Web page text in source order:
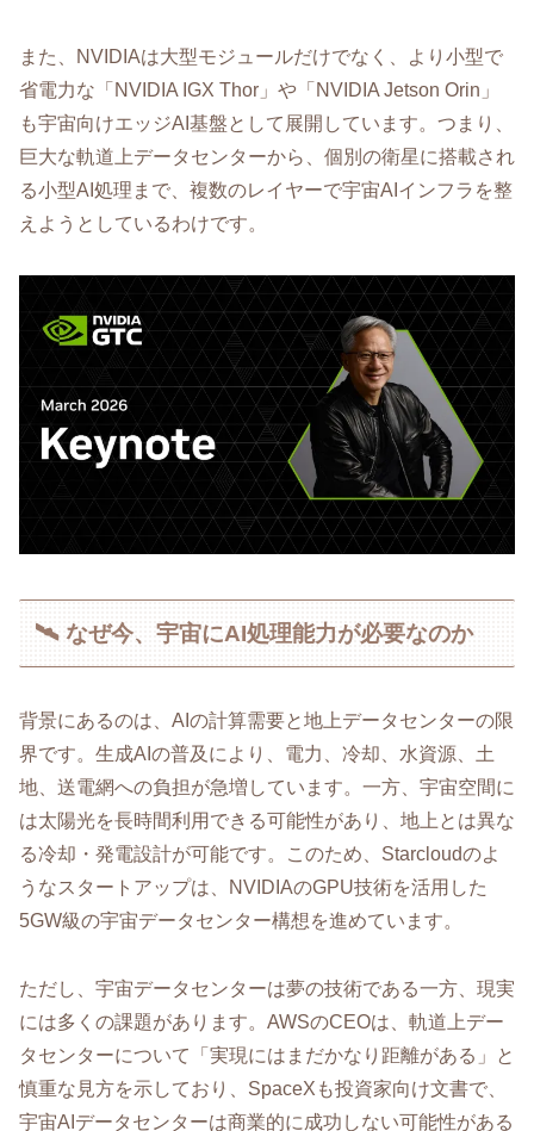
また、NVIDIAは大型モジュールだけでなく、より小型で
省電力な「NVIDIA IGX Thor」や「NVIDIA Jetson Orin」
も宇宙向けエッジAI基盤として展開しています。つまり、
巨大な軌道上データセンターから、個別の衛星に搭載され
る小型AI処理まで、複数のレイヤーで宇宙AIインフラを整
えようとしているわけです。
🛰️ なぜ今、宇宙にAI処理能力が必要なのか
背景にあるのは、AIの計算需要と地上データセンターの限
界です。生成AIの普及により、電力、冷却、水資源、土
地、送電網への負担が急増しています。一方、宇宙空間に
は太陽光を長時間利用できる可能性があり、地上とは異な
る冷却・発電設計が可能です。このため、Starcloudのよ
うなスタートアップは、NVIDIAのGPU技術を活用した
5GW級の宇宙データセンター構想を進めています。
ただし、宇宙データセンターは夢の技術である一方、現実
には多くの課題があります。AWSのCEOは、軌道上デー
タセンターについて「実現にはまだかなり距離がある」と
慎重な見方を示しており、SpaceXも投資家向け文書で、
宇宙AIデータセンターは商業的に成功しない可能性がある